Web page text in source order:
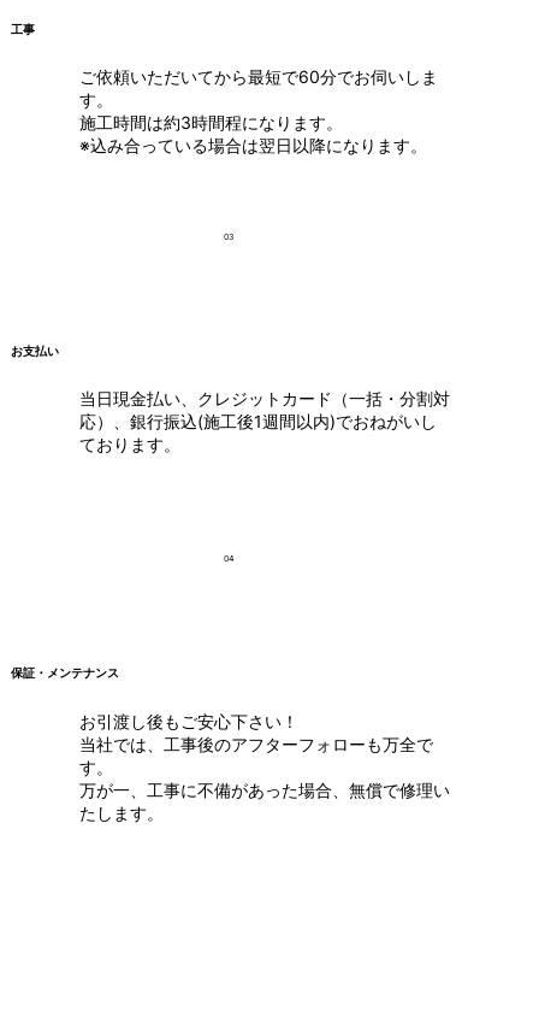
ご依頼いただいてから最短で60分でお伺いしま
す。
施工時間は約3時間程になります。
※込み合っている場合は翌日以降になります。
工事
03
当日現金払い、クレジットカード（一括・分割対
応）、銀行振込(施工後1週間以内)でおねがいし
ております。
お支払い
04
お引渡し後もご安心下さい！
当社では、工事後のアフターフォローも万全で
す。
万が一、工事に不備があった場合、無償で修理い
たします。
保証・メンテナンス